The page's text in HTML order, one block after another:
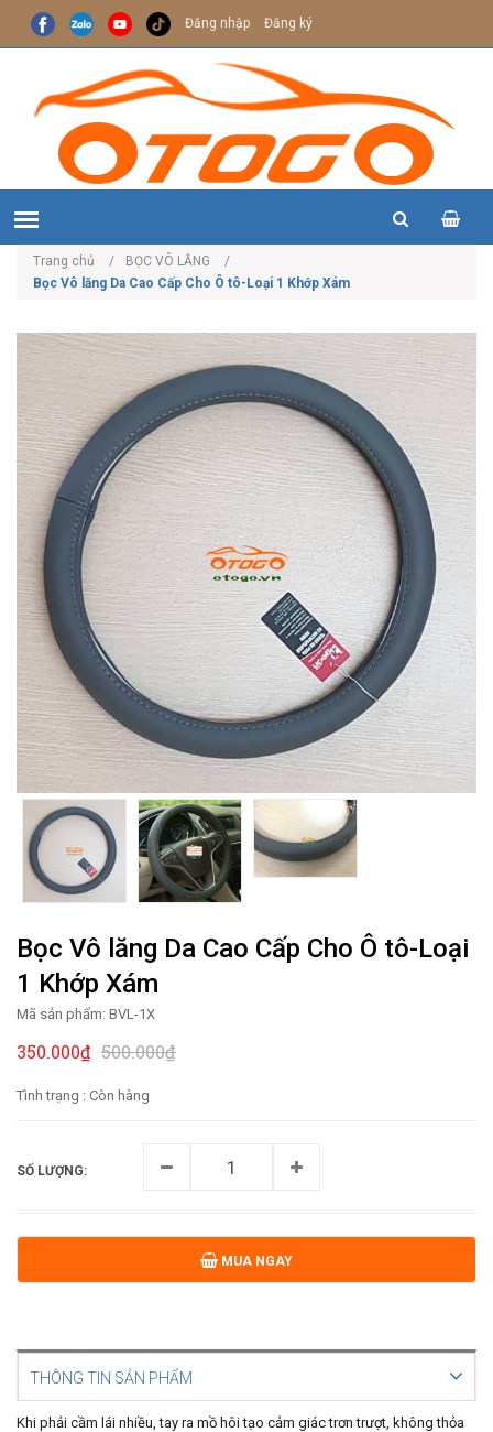
Đăng nhập Đăng ký
Trang chủ
BỌC VÔ LĂNG
Bọc Vô lăng Da Cao Cấp Cho Ô tô-Loại 1 Khớp Xám
Bọc Vô lăng Da Cao Cấp Cho Ô tô-Loại
1 Khớp Xám
Mã sản phẩm: BVL-1X
350.000₫ 500.000₫
Tình trạng : Còn hàng
SỐ LƯỢNG:
MUA NGAY
THÔNG TIN SẢN PHẨM
Khi phải cầm lái nhiều, tay ra mồ hôi tạo cảm giác trơn trượt, không thỏa